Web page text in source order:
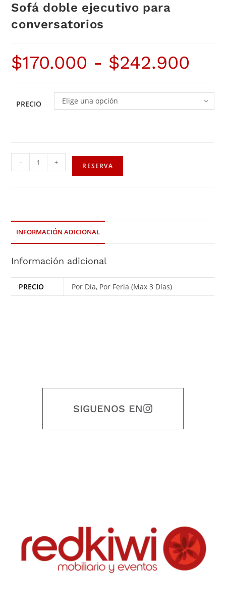
Sofá doble ejecutivo para
conversatorios
$170.000 - $242.900
PRECIO Elige una opción
- + RESERVA
INFORMACIÓN ADICIONAL
Información adicional
PRECIO Por Día, Por Feria (Max 3 Días)
SIGUENOS EN